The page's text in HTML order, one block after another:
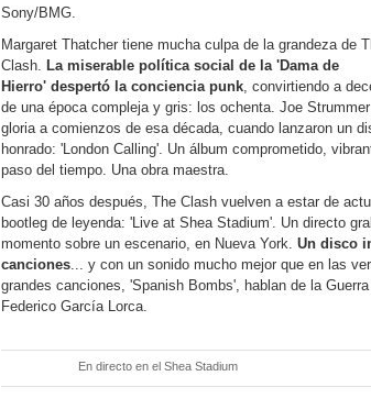
Sony/BMG.
Margaret Thatcher tiene mucha culpa de la grandeza de
Clash. La miserable política social de la 'Dama de
Hierro' despertó la conciencia punk, convirtiendo a
de una época compleja y gris: los ochenta. Joe
gloria a comienzos de esa década, cuando lanzaron un
honrado: 'London Calling'. Un álbum comprometido,
paso del tiempo. Una obra maestra.
Casi 30 años después, The Clash vuelven a estar de
bootleg de leyenda: 'Live at Shea Stadium'. Un directo
momento sobre un escenario, en Nueva York. Un disco
canciones... y con un sonido mucho mejor que en las
grandes canciones, 'Spanish Bombs', hablan de la
Federico García Lorca.
En directo en el Shea Stadium